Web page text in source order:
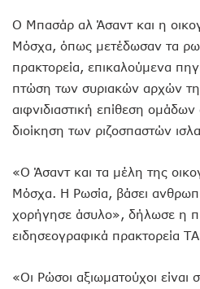
Ο Μπασάρ αλ Άσαντ και η
Μόσχα, όπως μετέδωσαν τα
πρακτορεία, επικαλούμενα
πτώση των συριακών αρχών
αιφνιδιαστική επίθεση
διοίκηση των ριζοσπαστών
«Ο Άσαντ και τα μέλη της
Μόσχα. Η Ρωσία, βάσει
χορήγησε άσυλο», δήλωσε η
ειδησεογραφικά πρακτορεία
«Οι Ρώσοι αξιωματούχοι